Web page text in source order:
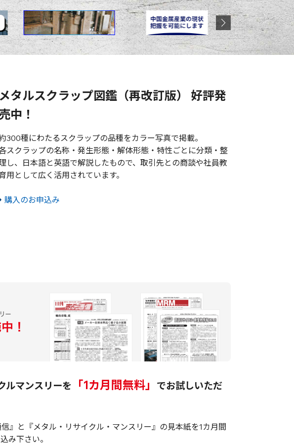
メタルスクラップ図鑑（再改訂版） 好評発
中！
300種にわたるスクラップの品種をカラー写真で掲載。
スクラップの名称・発生形態・解体形態・特性ごとに分類・整
し、日本語と英語で解説したもので、取引先との商談や社員教
用として広く活用されています。
購入のお申込み
ルマンスリーを 「1カ月間無料」
でお試しいただ
』と『メタル・リサイクル・マンスリー』の見本紙を1カ月間
み下さい。